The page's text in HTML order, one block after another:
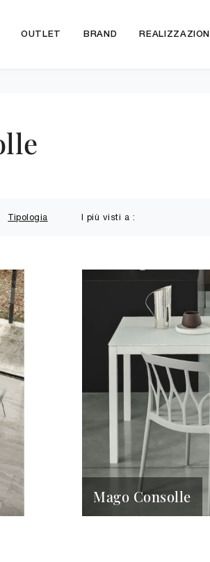
OUTLET BRAND REALIZZAZIONI
Tipologia I più visti a :
Mago Consolle